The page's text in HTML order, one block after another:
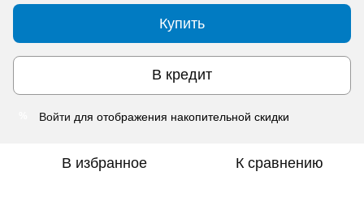
Купить
В кредит
Войти для отображения накопительной скидки
В избранное К сравнению